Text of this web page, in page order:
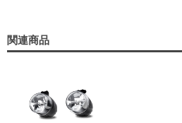
関連商品